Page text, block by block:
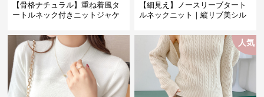
【骨格ナチュラル】重ね着風タ
ートルネック付きニットジャケ
【細見え】ノースリーブタート
ルネックニット｜縦リブ美シル
人気